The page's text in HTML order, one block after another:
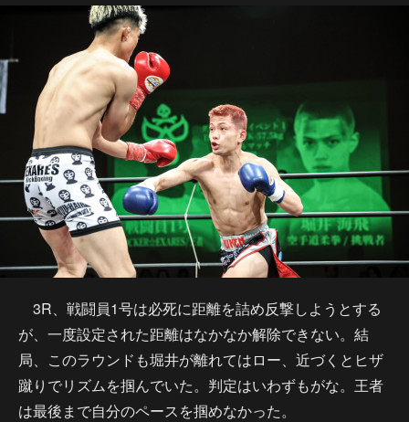
3R、戦闘員1号は必死に距離を詰め反撃しようとする
が、一度設定された距離はなかなか解除できない。結
局、このラウンドも堀井が離れてはロー、近づくとヒザ
蹴りでリズムを掴んでいた。判定はいわずもがな。王者
は最後まで自分のペースを掴めなかった。